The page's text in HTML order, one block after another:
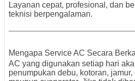
Layanan cepat, profesional, dan
teknisi berpengalaman.
Mengapa Service AC Secara
AC yang digunakan setiap hari
penumpukan debu, kotoran,